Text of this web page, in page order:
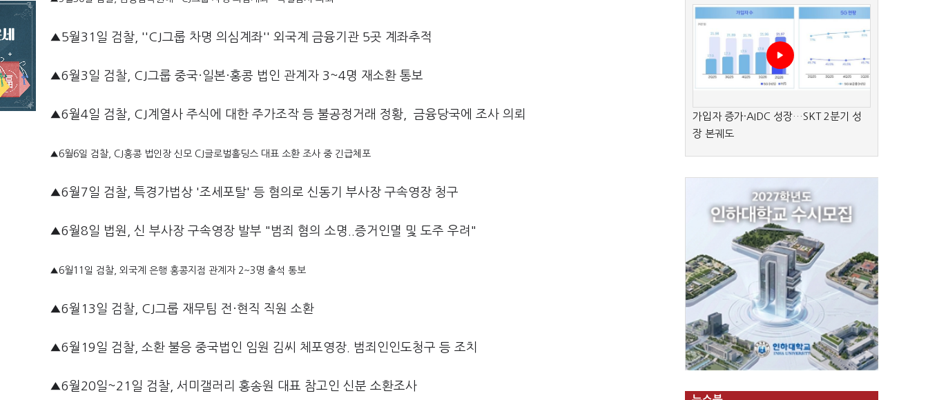
▲5월31일 검찰, ''CJ그룹 차명 의심계좌'' 외국계 금융기관 5곳 계좌추적
▲6월3일 검찰, CJ그룹 중국·일본·홍콩 법인 관계자 3~4명 재소환 통보
▲6월4일 검찰, CJ계열사 주식에 대한 주가조작 등 불공정거래 정황, 금융당국에 조사 의뢰
▲6월6일 검찰, CJ홍콩 법인장 신모 CJ글로벌홀딩스 대표 소환 조사 중 긴급체포
▲6월7일 검찰, 특경가법상 '조세포탈' 등 혐의로 신동기 부사장 구속영장 청구
▲6월8일 법원, 신 부사장 구속영장 발부 "범죄 혐의 소명..증거인멸 및 도주 우려"
▲6월11일 검찰, 외국계 은행 홍콩지점 관계자 2~3명 출석 통보
▲6월13일 검찰, CJ그룹 재무팀 전·현직 직원 소환
▲6월19일 검찰, 소환 불응 중국법인 임원 김씨 체포영장. 범죄인인도청구 등 조치
▲6월20일~21일 검찰, 서미갤러리 홍송원 대표 참고인 신분 소환조사
가입자 증가·AIDC 성장…SKT 2분기 성
장 본궤도